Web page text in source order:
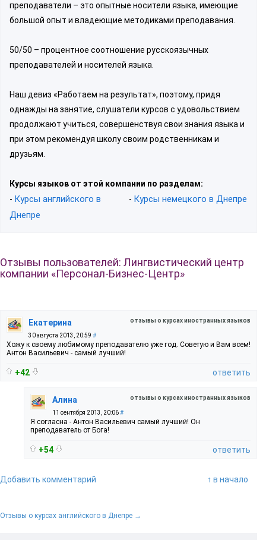
преподаватели – это опытные носители языка, имеющие
большой опыт и владеющие методиками преподавания.
50/50 – процентное соотношение русскоязычных
преподавателей и носителей языка.
Наш девиз «Работаем на результат», поэтому, придя
однажды на занятие, слушатели курсов с удовольствием
продолжают учиться, совершенствуя свои знания языка и
при этом рекомендуя школу своим родственникам и
друзьям.
Курсы языков от этой компании по разделам:
- Курсы английского в
Днепре
- Курсы немецкого в Днепре
Отзывы пользователей: Лингвистический центр
компании «Персонал-Бизнес-Центр»
отзывы о курсах иностранных языков
Екатерина
30 августа 2013, 20:59 #
Хожу к своему любимому преподавателю уже год. Советую и Вам всем!
Антон Васильевич - самый лучший!
+42 ответить
отзывы о курсах иностранных языков
Алина
11 сентября 2013, 20:06#
Я согласна - Антон Васильевич самый лучший! Он
преподаватель от Бога!
+54 ответить
Добавить комментарий ↑ в начало
Отзывы о курсах английского в Днепре →